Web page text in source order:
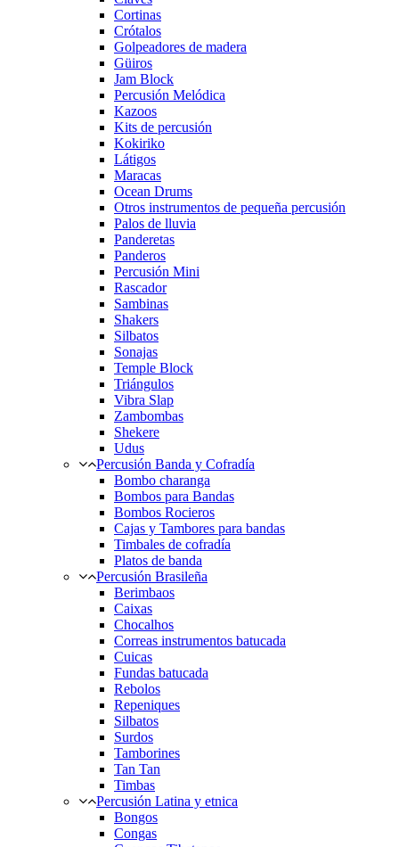
Cortinas
Crótalos
Golpeadores de madera
Güiros
Jam Block
Percusión Melódica
Kazoos
Kits de percusión
Kokiriko
Látigos
Maracas
Ocean Drums
Otros instrumentos de pequeña percusión
Palos de lluvia
Panderetas
Panderos
Percusión Mini
Rascador
Sambinas
Shakers
Silbatos
Sonajas
Temple Block
Triángulos
Vibra Slap
Zambombas
Shekere
Udus
Percusión Banda y Cofradía
Bombo charanga
Bombos para Bandas
Bombos Rocieros
Cajas y Tambores para bandas
Timbales de cofradía
Platos de banda
Percusión Brasileña
Berimbaos
Caixas
Chocalhos
Correas instrumentos batucada
Cuicas
Fundas batucada
Rebolos
Repeniques
Silbatos
Surdos
Tamborines
Tan Tan
Timbas
Percusión Latina y etnica
Bongos
Congas